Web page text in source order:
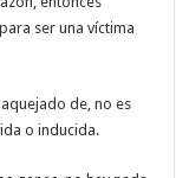
ser una víctima
de, no es
o inducida.